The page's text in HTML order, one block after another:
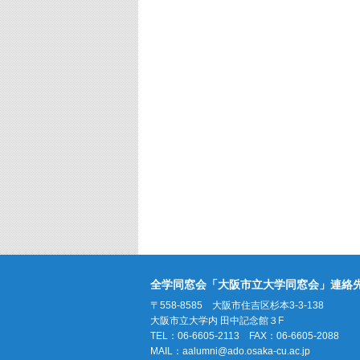
全学同窓会「大阪市立大学同窓会」連絡
〒558-8585 大阪市住吉区杉本3-3-138
大阪市立大学内 田中記念館３F
TEL：06-6605-2113 FAX：06-6605-2088
MAIL： aalumni@ado.osaka-cu.ac.jp